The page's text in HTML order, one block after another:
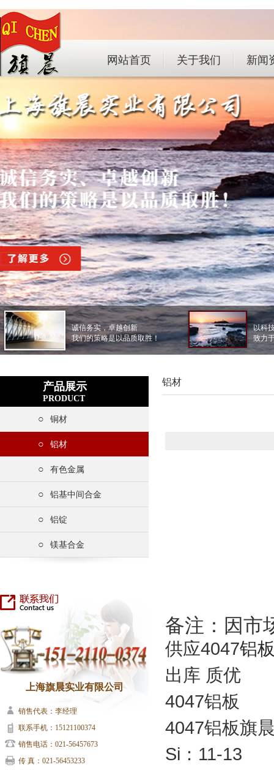
网站首页 关于我们 新闻
诚信务实，卓越创新
我们的策略是以品质取胜！
以科
致力
产品展示
PRODUCT
○ 铜材
○ 铝材
○ 有色金属
○ 铝基中间合金
○ 铝锭
○ 镁基合金
上海旗晨实业有限公司
销售代表：李经理
联系手机：15121100374
销售电话：021-56457673
传 真：021-56453233
铝材
备注：因市
供应4047铝
出库 质优
4047铝板
4047铝板旗
Si：11-13